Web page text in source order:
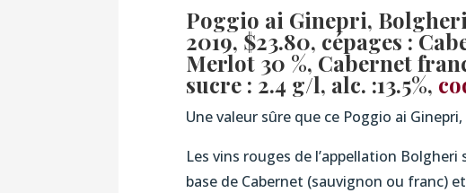
Poggio ai Ginepri,
2019, $23.80, cépages :
Merlot 30 %, Cabernet
sucre : 2.4 g/l, alc. :13.5%,
Une valeur sûre que ce Poggio ai
Les vins rouges de l’appellation
base de Cabernet (sauvignon ou franc)